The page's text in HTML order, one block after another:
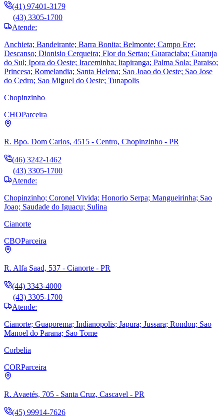
(41) 97401-3179
(43) 3305-1700
Atende:
Anchieta; Bandeirante; Barra Bonita; Belmonte; Campo Ere;
Descanso; Dionisio Cerqueira; Flor do Sertao; Guaraciaba; Guaruja
do Sul; Ipora do Oeste; Iraceminha; Itapiranga; Palma Sola; Paraiso;
Princesa; Romelandia; Santa Helena; Sao Joao do Oeste; Sao Jose
do Cedro; Sao Miguel do Oeste; Tunapolis
Chopinzinho
CHOParceira
R. Bpo. Dom Carlos, 4515 - Centro, Chopinzinho - PR
(46) 3242-1462
(43) 3305-1700
Atende:
Chopinzinho; Coronel Vivida; Honorio Serpa; Mangueirinha; Sao
Joao; Saudade do Iguacu; Sulina
Cianorte
CBOParceira
R. Alfa Saad, 537 - Cianorte - PR
(44) 3343-4000
(43) 3305-1700
Atende:
Cianorte; Guaporema; Indianopolis; Japura; Jussara; Rondon; Sao
Manoel do Parana; Sao Tome
Corbelia
CORParceira
R. Avaetés, 705 - Santa Cruz, Cascavel - PR
(45) 99914-7626